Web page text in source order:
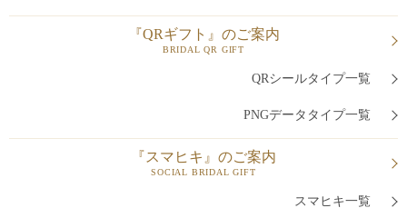
『QRギフト』のご案内
BRIDAL QR GIFT
QRシールタイプ一覧
PNGデータタイプ一覧
『スマヒキ』のご案内
SOCIAL BRIDAL GIFT
スマヒキ一覧